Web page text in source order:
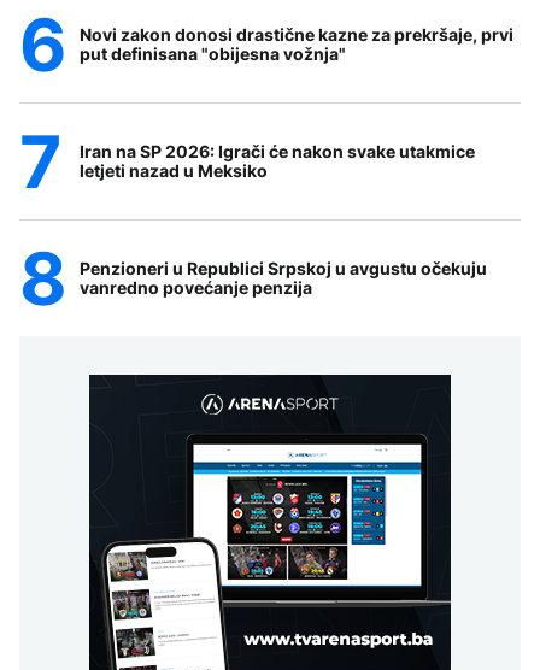
Novi zakon donosi drastične kazne za prekršaje, prvi
put definisana "obijesna vožnja"
Iran na SP 2026: Igrači će nakon svake utakmice
letjeti nazad u Meksiko
Penzioneri u Republici Srpskoj u avgustu očekuju
vanredno povećanje penzija